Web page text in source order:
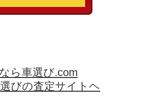
ら車選び.com
びの査定サイトヘ